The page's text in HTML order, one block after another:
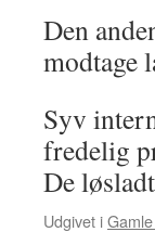
Den
modtage
Syv
fredelig
De
Udgivet i